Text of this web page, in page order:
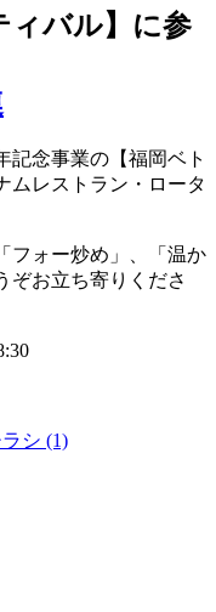
ィバル】に参
記念事業の【福岡ベト
ムレストラン・ロータ
フォー炒め」、「温か
ぞお立ち寄りくださ
シ (1)